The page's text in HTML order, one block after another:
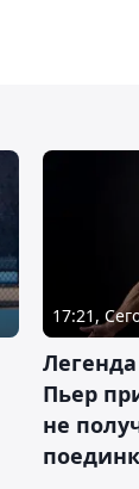
17:21,
Пьер
не